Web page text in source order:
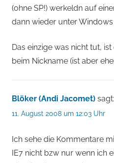
(ohne SP!) werkeldn auf
dann wieder unter Windows
Das einzige was nicht tut,
beim Nickname (ist aber
Blöker (Andi Jacomet) sagt:
11. August 2008 um 12:03 Uhr
Ich sehe die Kommentare
IE7 nicht bzw nur wenn ich